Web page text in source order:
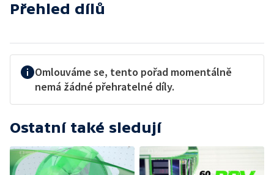
Přehled dílů
Omlouváme se, tento pořad momentálně
nemá žádné přehratelné díly.
Ostatní také sledují